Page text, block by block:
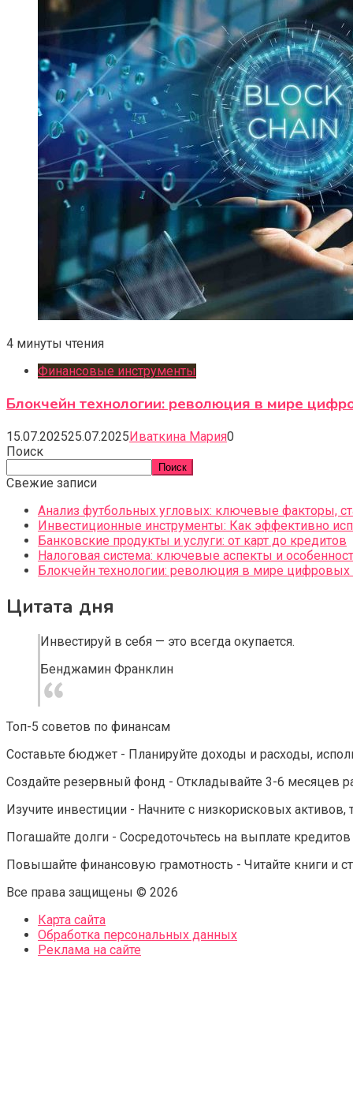
4 минуты чтения
Финансовые инструменты
Блокчейн технологии: революция в мире
15.07.202525.07.2025Иваткина Мария0
Поиск
Поиск
Свежие записи
Анализ футбольных угловых: ключевые факторы,
Инвестиционные инструменты: Как эффективно
Банковские продукты и услуги: от карт до кредитов
Налоговая система: ключевые аспекты и
Блокчейн технологии: революция в мире цифровых
Цитата дня
Инвестируй в себя — это всегда окупается.
Бенджамин Франклин
Топ-5 советов по финансам
Составьте бюджет - Планируйте доходы и расходы,
Создайте резервный фонд - Откладывайте 3-6 месяцев
Изучите инвестиции - Начните с низкорисковых активов,
Погашайте долги - Сосредоточьтесь на выплате
Повышайте финансовую грамотность - Читайте книги и
Все права защищены © 2026
Карта сайта
Обработка персональных данных
Реклама на сайте